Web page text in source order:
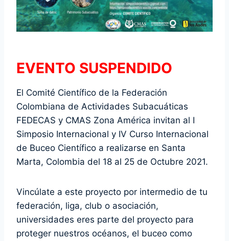
EVENTO SUSPENDIDO
El Comité Científico de la Federación
Colombiana de Actividades Subacuáticas
FEDECAS y CMAS Zona América invitan al I
Simposio Internacional y IV Curso Internacional
de Buceo Científico a realizarse en Santa
Marta, Colombia del 18 al 25 de Octubre 2021.
Vincúlate a este proyecto por intermedio de tu
federación, liga, club o asociación,
universidades eres parte del proyecto para
proteger nuestros océanos, el buceo como